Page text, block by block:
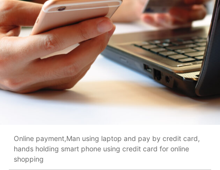
Online payment,Man using laptop and pay by credit card,
hands holding smart phone using credit card for online
shopping